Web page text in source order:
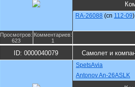
RA-26088 (cn 112-09)
Просмотров:
623
Комментариев:
1
ID: 0000040079 Самолет и
SpetsAvia
Antonov An-26ASLK